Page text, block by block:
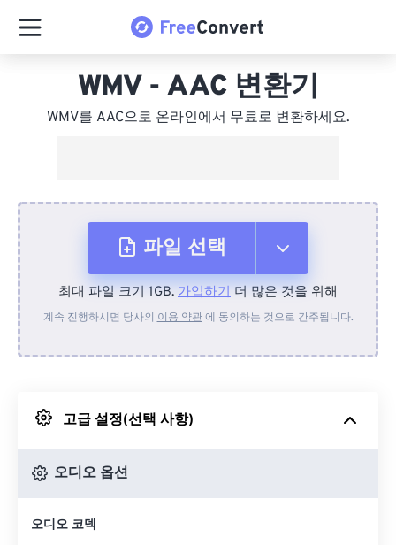
WMV - AAC 변환기
WMV를 AAC으로 온라인에서 무료로 변환하세요.
파일 선택
장치에서
Google 드라이브에서
최대 파일 크기 1GB. 가입하기 더 많은 것을 위해
계속 진행하시면 당사의 이용 약관에 동의하는 것으로 간주됩니다.
고급 설정(선택 사항)
오디오 옵션
오디오 코덱